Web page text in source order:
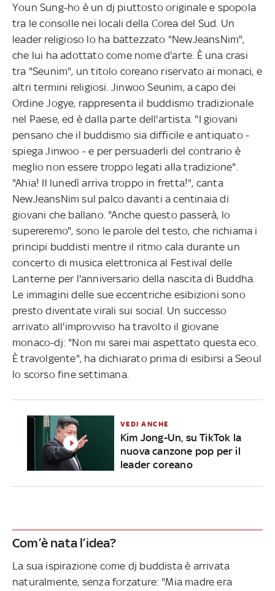
Youn Sung-ho è un dj piuttosto originale e spopola
tra le consolle nei locali della Corea del Sud. Un
leader religioso lo ha battezzato "NewJeansNim",
che lui ha adottato come nome d'arte. È una crasi
tra "Seunim", un titolo coreano riservato ai monaci, e
altri termini religiosi. Jinwoo Seunim, a capo dei
Ordine Jogye, rappresenta il buddismo tradizionale
nel Paese, ed è dalla parte dell'artista. "I giovani
pensano che il buddismo sia difficile e antiquato -
spiega Jinwoo - e per persuaderli del contrario è
meglio non essere troppo legati alla tradizione".
"Ahia! Il lunedì arriva troppo in fretta!", canta
NewJeansNim sul palco davanti a centinaia di
giovani che ballano. "Anche questo passerà, lo
supereremo", sono le parole del testo, che richiama i
principi buddisti mentre il ritmo cala durante un
concerto di musica elettronica al Festival delle
Lanterne per l'anniversario della nascita di Buddha.
Le immagini delle sue eccentriche esibizioni sono
presto diventate virali sui social. Un successo
arrivato all'improvviso ha travolto il giovane
monaco-dj: "Non mi sarei mai aspettato questa eco.
È travolgente", ha dichiarato prima di esibirsi a Seoul
lo scorso fine settimana.
VEDI ANCHE
Kim Jong-Un, su TikTok la
nuova canzone pop per il
leader coreano
Com’è nata l’idea?
La sua ispirazione come dj buddista è arrivata
naturalmente, senza forzature: "Mia madre era